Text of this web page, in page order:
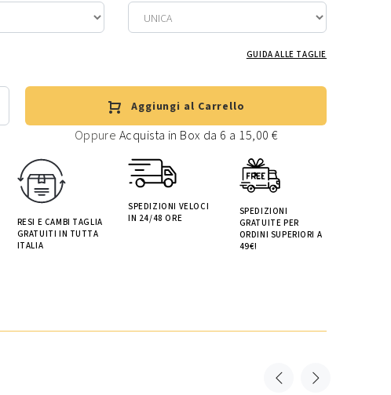
GUIDA ALLE TAGLIE
Aggiungi al Carrello
Oppure Acquista in Box da 6 a 15,00 €
RESI E CAMBI TAGLIA
GRATUITI IN TUTTA
ITALIA
SPEDIZIONI VELOCI
IN 24/48 ORE
SPEDIZIONI
GRATUITE PER
ORDINI SUPERIORI A
49€!